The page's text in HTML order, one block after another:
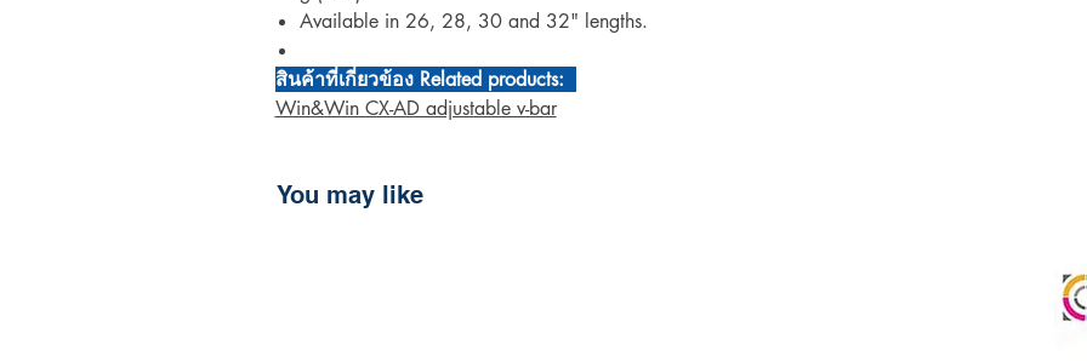
Available in 26, 28, 30 and 32" lengths.
สินค้าที่เกี่ยวข้อง Related products:
Win&Win CX-AD adjustable v-bar
You may like